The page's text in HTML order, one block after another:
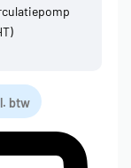
btw